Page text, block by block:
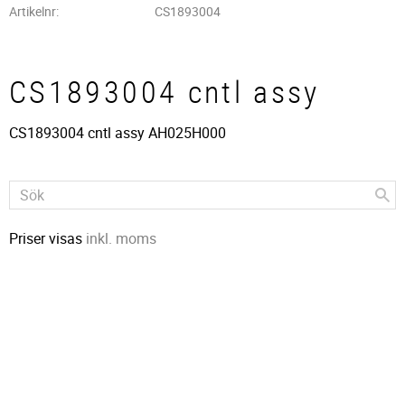
Artikelnr
CS1893004
CS1893004 cntl assy
CS1893004 cntl assy AH025H000
Priser visas inkl. moms